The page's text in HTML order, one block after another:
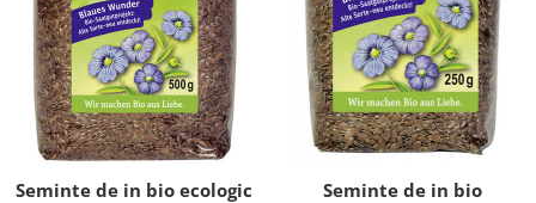
Seminte de in bio ecologic Seminte de in bio